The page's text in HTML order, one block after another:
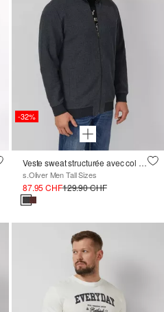
-32%
Veste sweat structurée avec col montant
s.Oliver Men Tall Sizes
87.95 CHF129.90 CHF